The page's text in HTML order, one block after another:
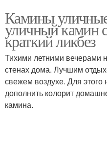
Камины
уличный камин
краткий ликбез
Тихими летними вечерами
стенах дома. Лучшим
свежем воздухе. Для этого
дополнить колорит
камина.